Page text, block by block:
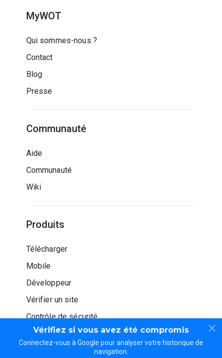
Vérifiez si vous avez été compromis
Connectez-vous à Google pour analyser votre historique de
navigation.
MyWOT
Qui sommes-nous ?
Contact
Blog
Presse
Communauté
Aide
Communauté
Wiki
Produits
Télécharger
Mobile
Développeur
Vérifier un site
Contrôle de sécurité